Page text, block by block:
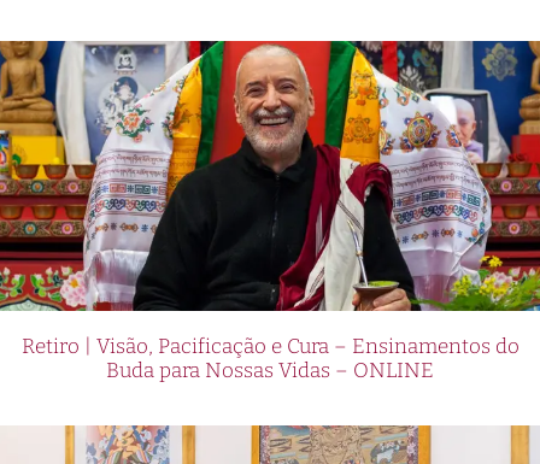
Retiro | Visão, Pacificação e Cura – Ensinamentos do
Buda para Nossas Vidas – ONLINE